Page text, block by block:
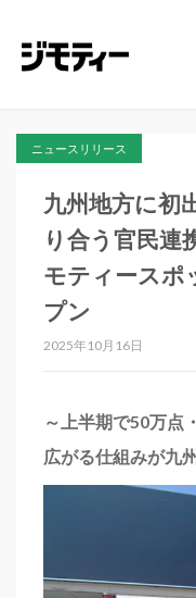
ニュースリリース
九州地方に初
り合う官民連携
モティースポ
プン
2025年10月16日
～上半期で50万点
広がる仕組みが九